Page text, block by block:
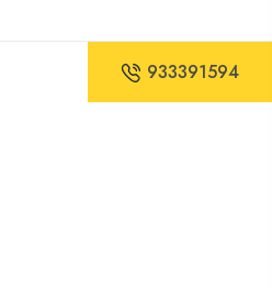
933391594